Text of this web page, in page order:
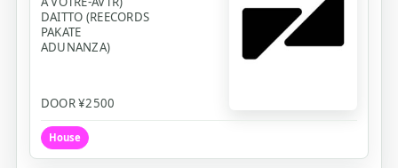
DAITTO (REECORDS
PAKATE
ADUNANZA)
DOOR ¥2500
House